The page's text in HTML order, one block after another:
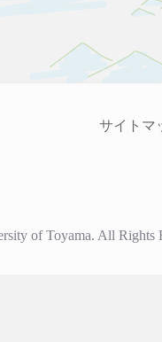
サイトマ
of Toyama. All Rights